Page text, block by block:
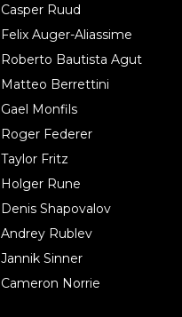
Casper Ruud
Felix Auger-Aliassime
Roberto Bautista Agut
Matteo Berrettini
Gael Monfils
Roger Federer
Taylor Fritz
Holger Rune
Denis Shapovalov
Andrey Rublev
Jannik Sinner
Cameron Norrie